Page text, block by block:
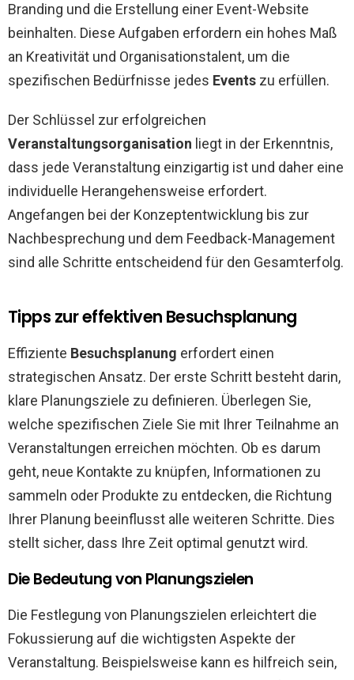
Branding und die Erstellung einer Event-Website
beinhalten. Diese Aufgaben erfordern ein hohes Maß
an Kreativität und Organisationstalent, um die
spezifischen Bedürfnisse jedes Events zu erfüllen.
Der Schlüssel zur erfolgreichen
Veranstaltungsorganisation liegt in der Erkenntnis,
dass jede Veranstaltung einzigartig ist und daher eine
individuelle Herangehensweise erfordert.
Angefangen bei der Konzeptentwicklung bis zur
Nachbesprechung und dem Feedback-Management
sind alle Schritte entscheidend für den Gesamterfolg.
Tipps zur effektiven Besuchsplanung
Effiziente Besuchsplanung erfordert einen
strategischen Ansatz. Der erste Schritt besteht darin,
klare Planungsziele zu definieren. Überlegen Sie,
welche spezifischen Ziele Sie mit Ihrer Teilnahme an
Veranstaltungen erreichen möchten. Ob es darum
geht, neue Kontakte zu knüpfen, Informationen zu
sammeln oder Produkte zu entdecken, die Richtung
Ihrer Planung beeinflusst alle weiteren Schritte. Dies
stellt sicher, dass Ihre Zeit optimal genutzt wird.
Die Bedeutung von Planungszielen
Die Festlegung von Planungszielen erleichtert die
Fokussierung auf die wichtigsten Aspekte der
Veranstaltung. Beispielsweise kann es hilfreich sein,